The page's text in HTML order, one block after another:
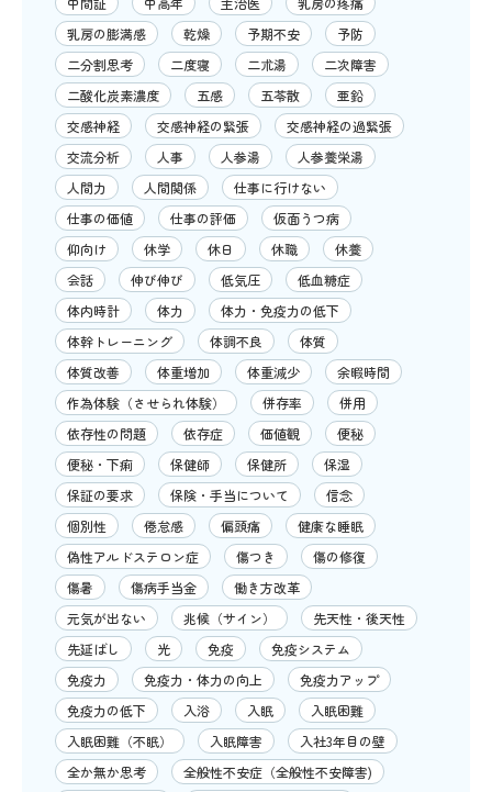
乳房の膨満感
乾燥 予期不安
予防
二分割思考
二度寝 二朮湯
二次障害
二酸化炭素濃度
五感 五苓散
亜鉛
交感神経
交感神経の緊張
交感神経の過緊張
交流分析
人事 人参湯
人参養栄湯
人間力
人間関係
仕事に行けない
仕事の価値
仕事の評価
仮面うつ病
仰向け
休学 休日 休職
休養
会話
伸び伸び 低気圧
低血糖症
体内時計
体力
体力・免疫力の低下
体幹トレーニング
体調不良
体質
体質改善
体重増加 体重減少
余暇時間
作為体験（させられ体験）
併存率
併用
依存性の問題
依存症 価値観
便秘
便秘・下痢
保健師 保健所
保湿
保証の要求
保険・手当について
信念
個別性
倦怠感 偏頭痛
健康な睡眠
偽性アルドステロン症
傷つき
傷の修復
傷暑
傷病手当金
働き方改革
元気が出ない
兆候（サイン）
先天性・後天性
先延ばし
光 免疫
免疫システム
免疫力
免疫力・体力の向上
免疫力アップ
免疫力の低下
入浴 入眠
入眠困難
入眠困難（不眠）
入眠障害
入社3年目の壁
全か無か思考
全般性不安症（全般性不安障害)